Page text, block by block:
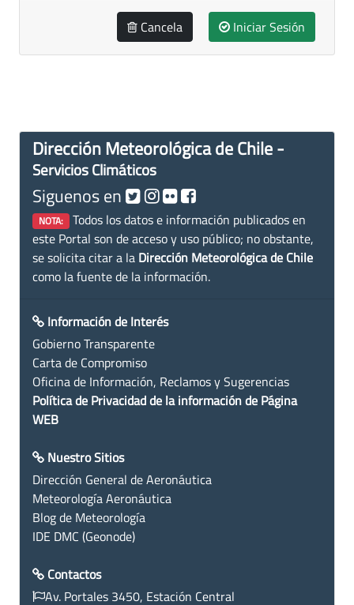
Cancela Iniciar Sesión
Dirección Meteorológica de Chile -
Servicios Climáticos
Siguenos en
NOTA: Todos los datos e información publicados en
este Portal son de acceso y uso público; no obstante,
se solicita citar a la Dirección Meteorológica de Chile
como la fuente de la información.
Información de Interés
Gobierno Transparente
Carta de Compromiso
Oficina de Información, Reclamos y Sugerencias
Política de Privacidad de la información de Página
WEB
Nuestro Sitios
Dirección General de Aeronáutica
Meteorología Aeronáutica
Blog de Meteorología
IDE DMC (Geonode)
Contactos
Av. Portales 3450, Estación Central